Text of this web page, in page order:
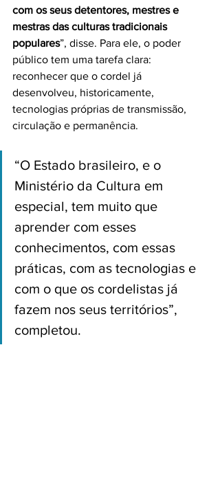
com os seus detentores, mestres e
mestras das culturas tradicionais
populares”, disse. Para ele, o poder
público tem uma tarefa clara:
reconhecer que o cordel já
desenvolveu, historicamente,
tecnologias próprias de transmissão,
circulação e permanência.
“O Estado brasileiro, e o
Ministério da Cultura em
especial, tem muito que
aprender com esses
conhecimentos, com essas
práticas, com as tecnologias e
com o que os cordelistas já
fazem nos seus territórios”,
completou.